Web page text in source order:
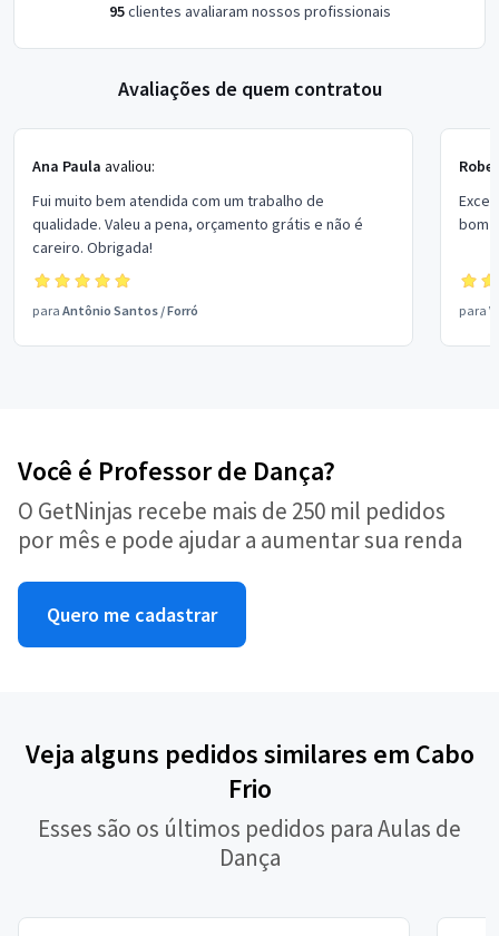
95clientes avaliaram nossos profissionais
Avaliações de quem contratou
Ana Paula avaliou:
Fui muito bem atendida com um trabalho de
qualidade. Valeu a pena, orçamento grátis e não é
careiro. Obrigada!
para Antônio Santos /Forró
bom
para
Você é Professor de Dança?
O GetNinjas recebe mais de 250 mil pedidos
por mês e pode ajudar a aumentar sua renda
Quero me cadastrar
Veja alguns pedidos similares em Cabo
Frio
Esses são os últimos pedidos para Aulas de
Dança